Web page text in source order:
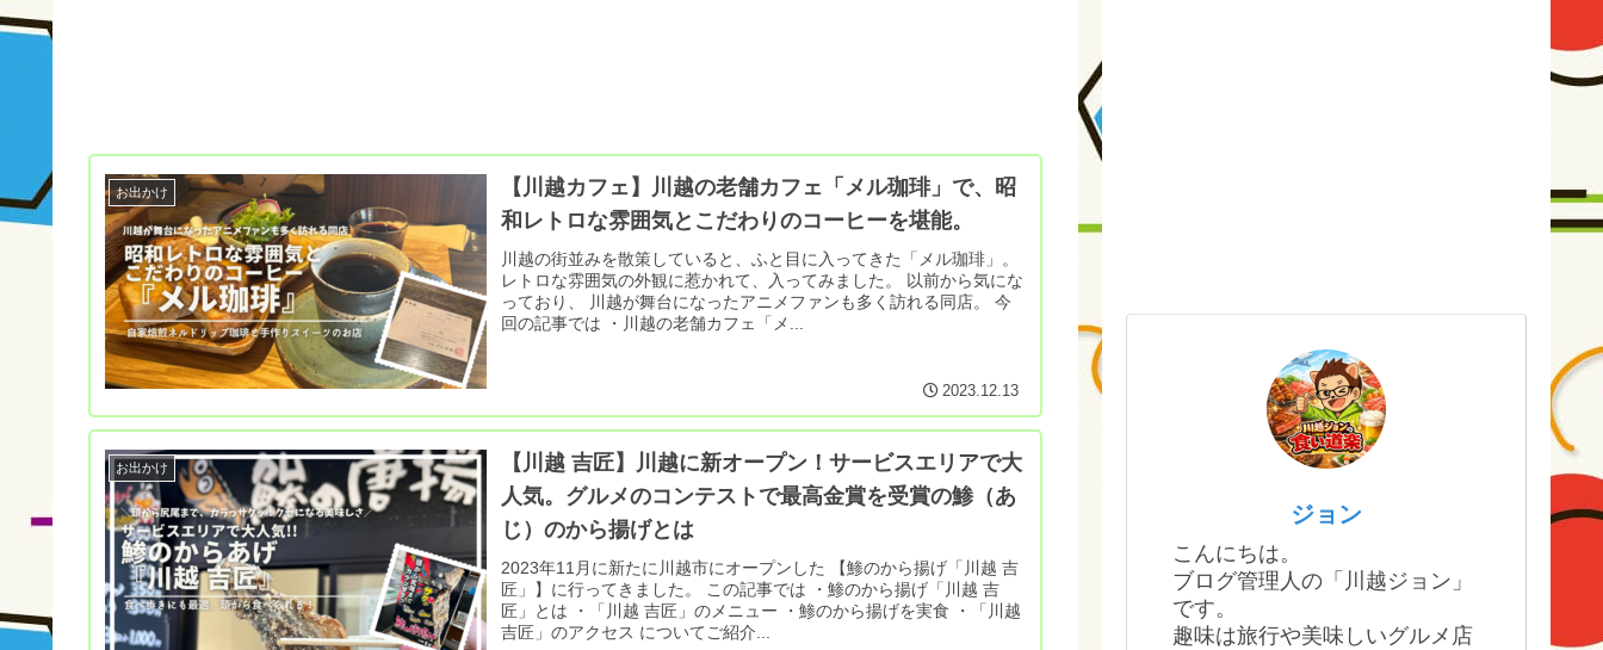
お出かけ
【川越カフェ】川越の老舗カフェ「メル珈琲」で、昭
和レトロな雰囲気とこだわりのコーヒーを堪能。
川越の街並みを散策していると、ふと目に入ってきた「メル珈琲」。
レトロな雰囲気の外観に惹かれて、入ってみました。 以前から気にな
っており、 川越が舞台になったアニメファンも多く訪れる同店。 今
回の記事では ・川越の老舗カフェ「メ...
2023.12.13
お出かけ
【川越 吉匠】川越に新オープン！サービスエリアで大
人気。グルメのコンテストで最高金賞を受賞の鯵（あ
じ）のから揚げとは
2023年11月に新たに川越市にオープンした 【鯵のから揚げ「川越 吉
匠」】に行ってきました。 この記事では ・鯵のから揚げ「川越 吉
匠」とは ・「川越 吉匠」のメニュー ・鯵のから揚げを実食 ・「川越
吉匠」のアクセス についてご紹介...
ジョン
こんにちは。
ブログ管理人の「川越ジョン」
です。
趣味は旅行や美味しいグルメ店